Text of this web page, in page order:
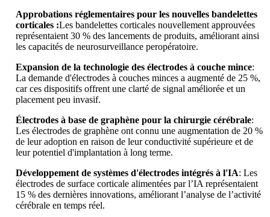
Approbations réglementaires pour les nouvelles bandelettes
corticales :Les bandelettes corticales nouvellement approuvées
représentaient 30 % des lancements de produits, améliorant ainsi
les capacités de neurosurveillance peropératoire.
Expansion de la technologie des électrodes à couche mince:
La demande d'électrodes à couches minces a augmenté de 25 %,
car ces dispositifs offrent une clarté de signal améliorée et un
placement peu invasif.
Électrodes à base de graphène pour la chirurgie cérébrale:
Les électrodes de graphène ont connu une augmentation de 20 %
de leur adoption en raison de leur conductivité supérieure et de
leur potentiel d'implantation à long terme.
Développement de systèmes d'électrodes intégrés à l'IA: Les
électrodes de surface corticale alimentées par l’IA représentaient
15 % des dernières innovations, améliorant l’analyse de l’activité
cérébrale en temps réel.